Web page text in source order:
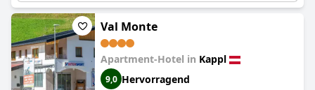
Val Monte
Apartment-Hotel in Kappl
9,0 Hervorragend